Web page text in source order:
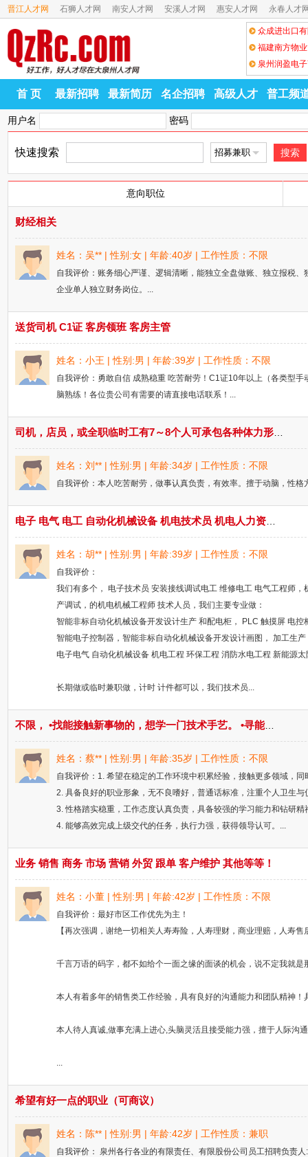
晋江人才网 石狮人才网 南安人才网 安溪人才网 惠安人才网 永春人才
众成进出口
福建南方物
泉州润盈电
首 页 最新招聘 最新简历 名企招聘 高级人才 普工频
用户名 密码
快速搜索 搜索
意向职位
财经相关
姓名：吴** | 性别:女 | 年龄:40岁 | 工作性质：不限
自我评价：账务细心严谨、逻辑清晰，能独立全盘做账、独立报税
企业单人独立财务岗位。...
送货司机 C1证 客房领班 客房主管
姓名：小王 | 性别:男 | 年龄:39岁 | 工作性质：不限
自我评价：勇敢自信 成熟稳重 吃苦耐劳！C1证10年以上（各类型
脑熟练！各位贵公司有需要的请直接电话联系！...
姓名：刘** | 性别:男 | 年龄:34岁 | 工作性质：不限
自我评价：本人吃苦耐劳，做事认真负责，有效率。擅于动脑，性
姓名：胡** | 性别:男 | 年龄:39岁 | 工作性质：不限
自我评价：
我们有多个， 电子技术员 安装接线调试电工 维修电工 电气工程师
产调试，的机电机械工程师 技术人员，我们主要专业做：
智能非标自动化机械设备开发设计生产 和配电柜， PLC 触摸屏 电
智能电子控制器，智能非标自动化机械设备开发设计画图， 加工生产
电子电气 自动化机械设备 机电工程 环保工程 消防水电工程 新能源
长期做或临时兼职做，计时 计件都可以，我们技术员...
不限， •找能接触新事物的，想学一门技术手艺。 •寻能学到真本事的，找未来的方向目标。
姓名：蔡** | 性别:男 | 年龄:35岁 | 工作性质：不限
自我评价：1. 希望在稳定的工作环境中积累经验，接触更多领域，
2. 具备良好的职业形象，无不良嗜好，普通话标准，注重个人卫生与
3. 性格踏实稳重，工作态度认真负责，具备较强的学习能力和钻研
4. 能够高效完成上级交代的任务，执行力强，获得领导认可。...
业务 销售 商务 市场 营销 外贸 跟单 客户维护 其他等等！
姓名：小董 | 性别:男 | 年龄:42岁 | 工作性质：不限
自我评价：最好市区工作优先为主！
【再次强调，谢绝一切相关人寿寿险，人寿理财，商业理赔，人寿
千言万语的码字，都不如给个一面之缘的面谈的机会，说不定我就是
本人有着多年的销售类工作经验，具有良好的沟通能力和团队精神
本人待人真诚,做事充满上进心,头脑灵活且接受能力强，擅于人际沟
...
希望有好一点的职业（可商议）
姓名：陈** | 性别:男 | 年龄:42岁 | 工作性质：兼职
自我评价： 泉州各行各业的有限责任、有限股份公司员工招聘负责人: